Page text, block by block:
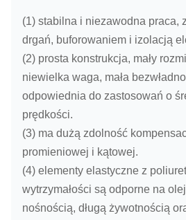
(1) stabilna i niezawodna praca,
drgań, buforowaniem i izolacją
(2) prosta konstrukcja, mały
niewielka waga, mała
odpowiednia do zastosowań o
prędkości.
(3) ma dużą zdolność
promieniowej i kątowej.
(4) elementy elastyczne z
wytrzymałości są odporne na
nośnością, długą żywotnością